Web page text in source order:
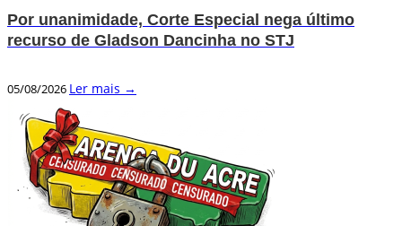
Por unanimidade, Corte Especial nega último
recurso de Gladson Dancinha no STJ
05/08/2026 Ler mais →